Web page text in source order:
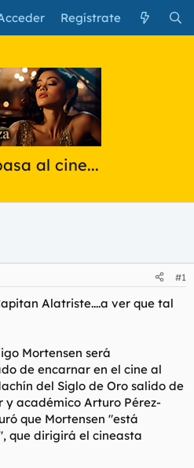
Regístrate
al cine...
#1
Alatriste....a ver que tal
Mortensen será
de encarnar en el cine al
del Siglo de Oro salido de
académico Arturo Pérez-
que Mortensen "está
que dirigirá el cineasta